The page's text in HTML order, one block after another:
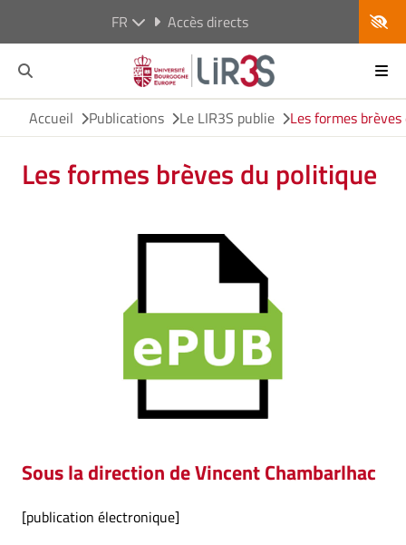
FR Accès directs
Accueil Publications Le LIR3S publie Les formes
Les formes brèves du politique
Sous la direction de Vincent Chambarlhac
[publication électronique]